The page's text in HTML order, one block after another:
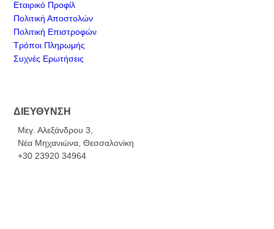
Εταιρικό Προφίλ
Πολιτική Αποστολών
Πολιτική Επιστροφών
Τρόποι Πληρωμής
Συχνές Ερωτήσεις
ΔΙΕΥΘΥΝΣΗ
Μεγ. Αλεξάνδρου 3,
Νέα Μηχανιώνα, Θεσσαλονίκη
+30 23920 34964